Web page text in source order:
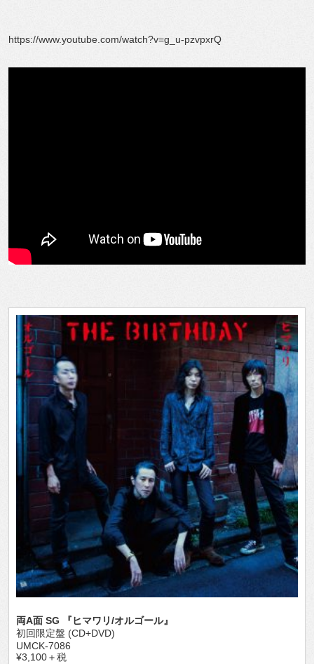
https://www.youtube.com/watch?v=g_u-pzvpxrQ
両A面 SG 『ヒマワリ/オルゴール』
初回限定盤 (CD+DVD)
UMCK-7086
¥3,100＋税